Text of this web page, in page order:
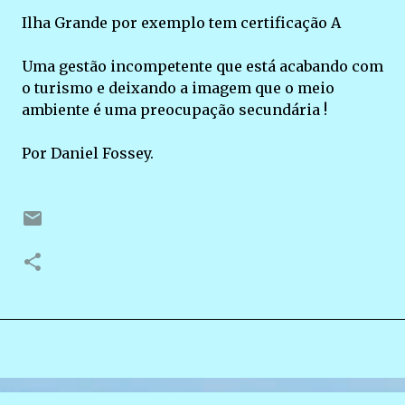
Ilha Grande por exemplo tem certificação A
Uma gestão incompetente que está acabando com
o turismo e deixando a imagem que o meio
ambiente é uma preocupação secundária !
Por Daniel Fossey.